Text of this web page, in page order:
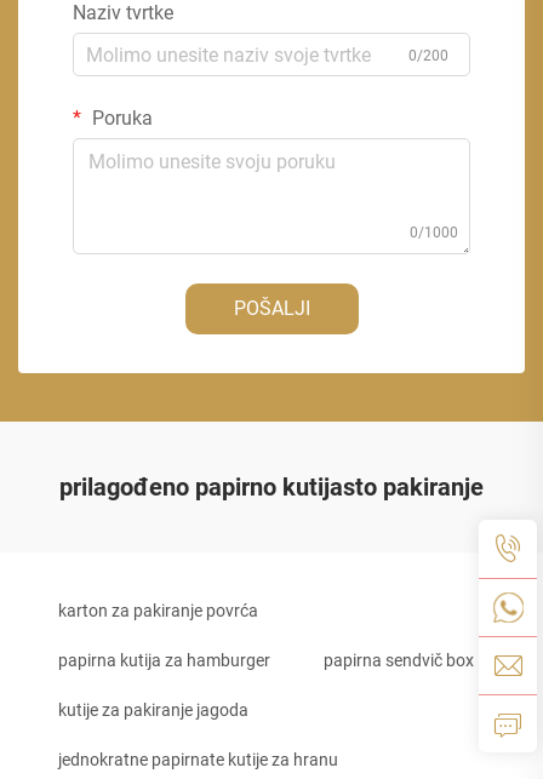
Naziv tvrtke
0/200
Poruka
0/1000
POŠALJI
prilagođeno papirno kutijasto pakiranje
karton za pakiranje povrća
papirna kutija za hamburger papirna sendvič box
kutije za pakiranje jagoda
jednokratne papirnate kutije za hranu